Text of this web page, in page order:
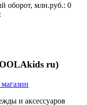
оборот, млн.руб.: 0
ru)
и аксессуаров